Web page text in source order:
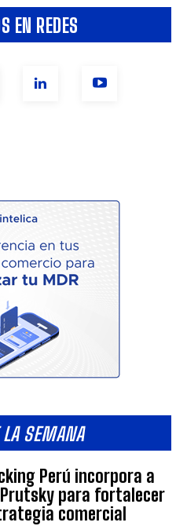
EN REDES
LA SEMANA
Perú incorpora a
Prutsky para fortalecer
comercial